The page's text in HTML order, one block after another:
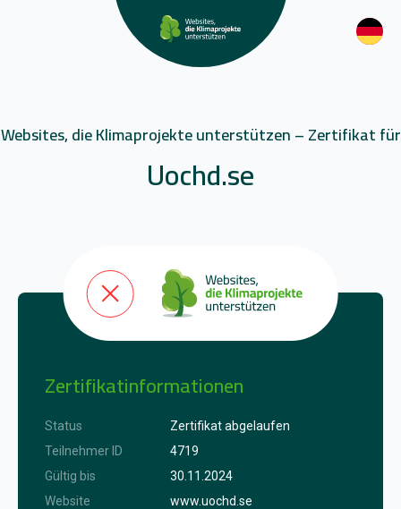
Websites, die Klimaprojekte unterstützen – Zertifikat für
Uochd.se
Zertifikatinformationen
Status
Zertifikat abgelaufen
Teilnehmer ID
4719
Gültig bis
30.11.2024
Website
www.uochd.se